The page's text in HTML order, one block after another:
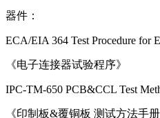
器件：
ECA/EIA 364 Test Procedure for
《电子连接器试验程序》
IPC-TM-650 PCB&CCL Test
《印制板&覆铜板 测试方法手册